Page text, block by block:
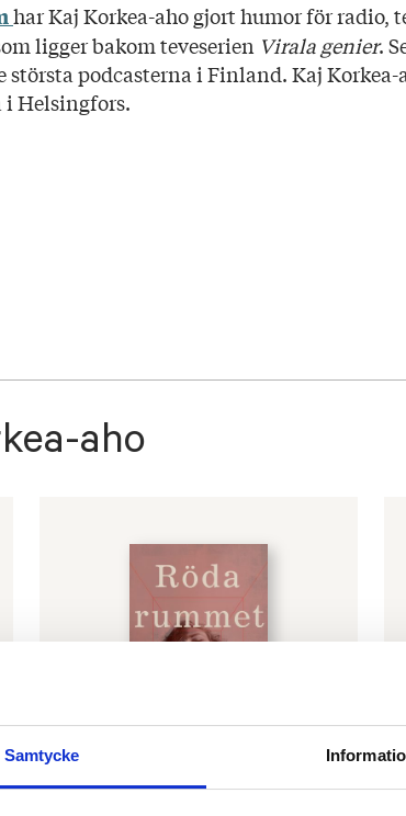
Samtycke
har Kaj Korkea-aho gjort humor för radio,
ligger bakom teveserien Virala genier.
största podcasterna i Finland. Kaj Korkea-
i Helsingfors.
aho